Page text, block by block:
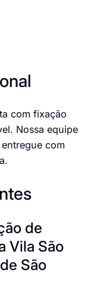
com fixação
Nossa equipe
com
de
Vila São
São